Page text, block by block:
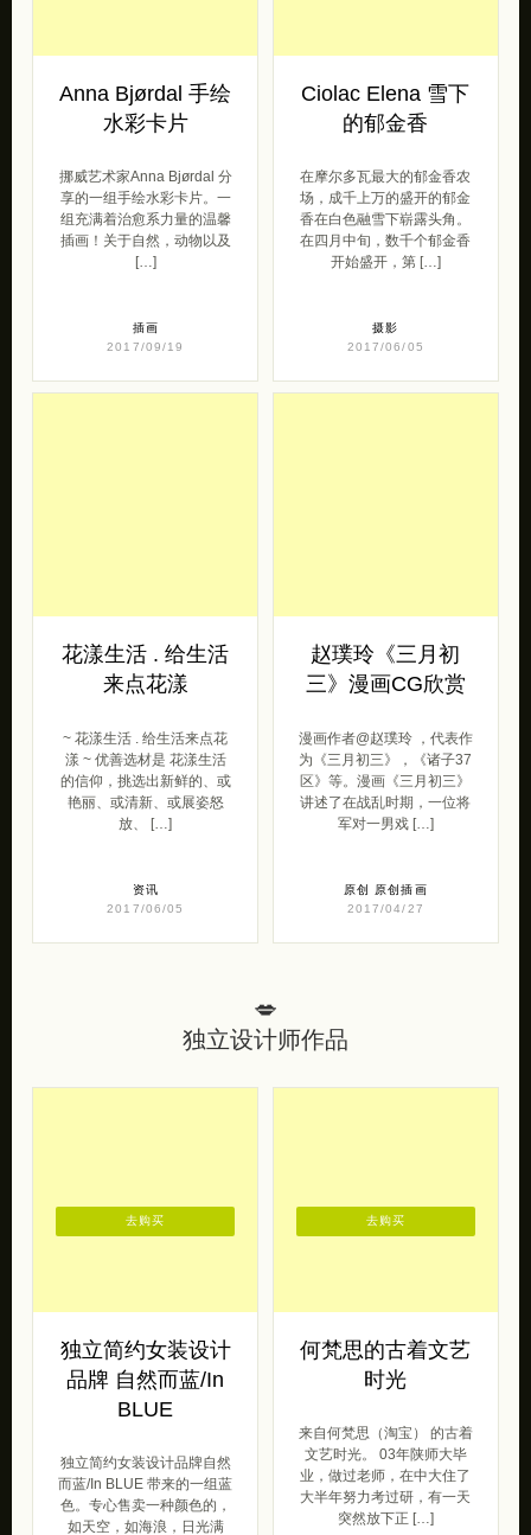
Anna Bjørdal 手绘
水彩卡片
挪威艺术家Anna Bjørdal 分
享的一组手绘水彩卡片。一
组充满着治愈系力量的温馨
插画！关于自然，动物以及
[…]
插画
2017/09/19
Ciolac Elena 雪下
的郁金香
在摩尔多瓦最大的郁金香农
场，成千上万的盛开的郁金
香在白色融雪下崭露头角。
在四月中旬，数千个郁金香
开始盛开，第 […]
摄影
2017/06/05
花漾生活 . 给生活
来点花漾
~ 花漾生活 . 给生活来点花
漾 ~ 优善选材是 花漾生活
的信仰，挑选出新鲜的、或
艳丽、或清新、或展姿怒
放、 […]
资讯
2017/06/05
赵璞玲《三月初
三》漫画CG欣赏
漫画作者@赵璞玲 ，代表作
为《三月初三》，《诸子37
区》等。漫画《三月初三》
讲述了在战乱时期，一位将
军对一男戏 […]
原创
原创插画
2017/04/27
💋
独立设计师作品
独立简约女装设计
品牌 自然而蓝/In
BLUE
独立简约女装设计品牌自然
而蓝/In BLUE 带来的一组蓝
色。专心售卖一种颜色的，
如天空，如海浪，日光满
去购买
何梵思的古着文艺
时光
来自何梵思（淘宝） 的古着
文艺时光。 03年陕师大毕
业，做过老师，在中大住了
大半年努力考过研，有一天
突然放下正 […]
去购买